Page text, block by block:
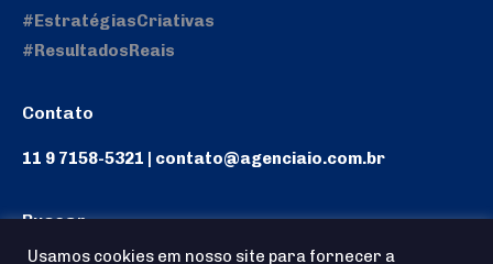
#EstratégiasCriativas
#ResultadosReais
Contato
11 9 7158-5321 | contato@agenciaio.com.br
Buscar
Usamos cookies em nosso site para fornecer a